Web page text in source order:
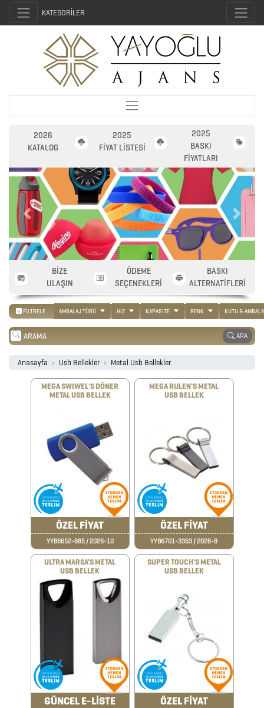
PROMOSYON
AJANDA
PROMOSYON
ANAHTARLIK
ARABA
AKSESUARLARI
KATEGORİLER
2026
KATALOG
2025
FİYAT LİSTESİ
2025
BASKI
FİYATLARI
Previous Next
BİZE
ULAŞIN
ÖDEME
SEÇENEKLERİ
BASKI
ALTERNATİFLERİ
FİLTRELE AMBALAJ TÜRÜ HIZ KAPASİTE RENK KUTU &
ARA
Anasayfa Usb Bellekler Metal Usb Bellekler
MEGA SWIWEL'S DÖNER
METAL USB BELLEK
ÖZEL FİYAT
YYB6652-685 / 2026-10
MEGA RULEN'S METAL
USB BELLEK
ÖZEL FİYAT
YYB6701-3363 / 2026-8
ULTRA MARSA'S METAL
USB BELLEK
GÜNCEL E-LİSTE
SUPER TOUCH'S METAL
USB BELLEK
ÖZEL FİYAT